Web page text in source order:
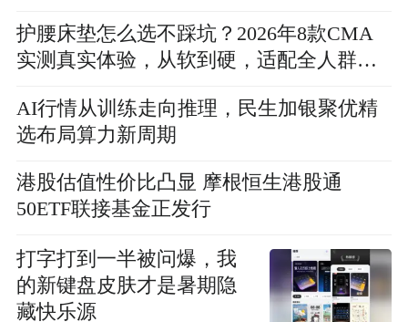
护腰床垫怎么选不踩坑？2026年8款CMA
实测真实体验，从软到硬，适配全人群场
AI行情从训练走向推理，民生加银聚优精
选布局算力新周期
港股估值性价比凸显 摩根恒生港股通
50ETF联接基金正发行
打字打到一半被问爆，我
的新键盘皮肤才是暑期隐
藏快乐源